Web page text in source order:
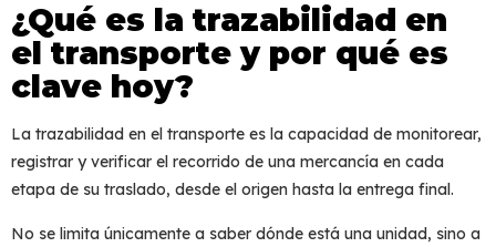
¿Qué es la trazabilidad en
el transporte y por qué es
clave hoy?
La trazabilidad en el transporte es la capacidad de monitorear,
registrar y verificar el recorrido de una mercancía en cada
etapa de su traslado, desde el origen hasta la entrega final.
No se limita únicamente a saber dónde está una unidad, sino a